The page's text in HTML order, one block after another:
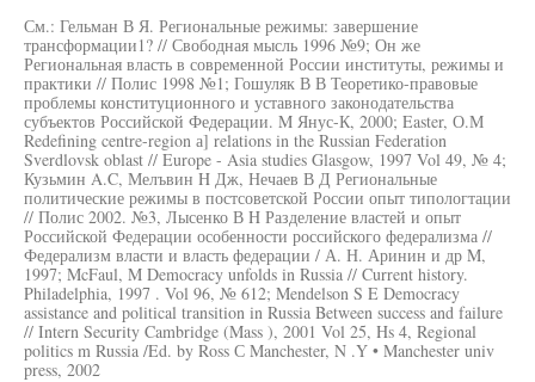
См.: Гельман В Я. Региональные режимы: завершение
трансформации1? // Свободная мысль 1996 №9; Он же
Региональная власть в современной России институты, режимы и
практики // Полис 1998 №1; Гошуляк В В Теоретико-правовые
проблемы конституционного и уставного законодательства
субъектов Российской Федерации. M Янус-К, 2000; Easter, О.М
Redefining centre-region а] relations in the Russian Federation
Sverdlovsk oblast // Europe - Asia studies Glasgow, 1997 Vol 49, № 4;
Кузьмин A.C, Мелъвин H Дж, Нечаев В Д Региональные
политические режимы в постсоветской России опыт типологтации
// Полис 2002. №3, Лысенко В H Разделение властей и опыт
Российской Федерации особенности российского федерализма //
Федерализм власти и власть федерации / А. Н. Аринин и др M,
1997; McFaul, M Democracy unfolds in Russia // Current history.
Philadelphia, 1997 . Vol 96, № 612; Mendelson S E Democracy
assistance and political transition in Russia Between success and failure
// Intern Security Cambridge (Mass ), 2001 Vol 25, Hs 4, Regional
politics m Russia /Ed. by Ross С Manchester, N .Y • Manchester univ
press, 2002